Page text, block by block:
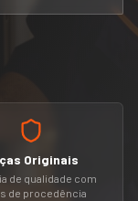
Originais
de qualidade com
de procedência